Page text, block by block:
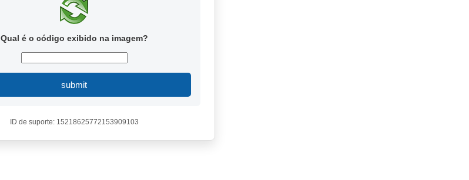
Qual é o código exibido na imagem?
submit
ID de suporte: 15218625772153909103